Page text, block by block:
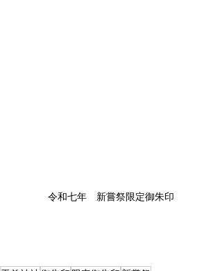
令和七年　新嘗祭限定御朱印